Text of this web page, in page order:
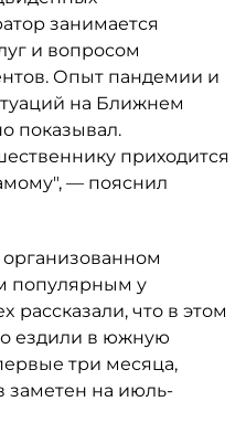
занимается
и вопросом
Опыт пандемии и
на Ближнем
показывал.
приходится
— пояснил
популярным у
рассказали, что в этом
ездили в южную
три месяца,
заметен на июль-